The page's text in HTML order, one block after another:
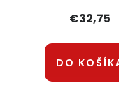
€32,75
DO